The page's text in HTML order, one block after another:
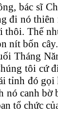
bác sĩ
đi nó
Thế
nít bốn
Tháng
tôi cứ
tỉnh đó gọi
nó canh
tổ chức